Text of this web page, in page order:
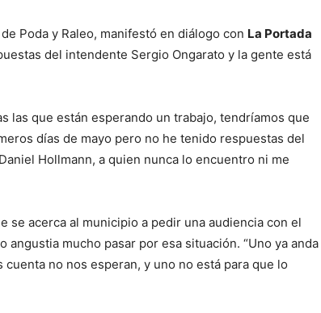
Poda y Raleo, manifestó en diálogo con La Portada
del intendente Sergio Ongarato y la gente está
las que están esperando un trabajo, tendríamos que
días de mayo pero no he tenido respuestas del
Hollmann, a quien nunca lo encuentro ni me
se acerca al municipio a pedir una audiencia con el
mucho pasar por esa situación. “Uno ya anda
no nos esperan, y uno no está para que lo